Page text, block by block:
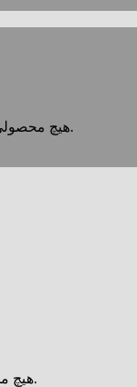
هیچ محصولی در سبد خرید نیست.
هیچ محصولی در سبد خرید نیست.